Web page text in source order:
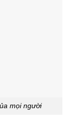
mọi người